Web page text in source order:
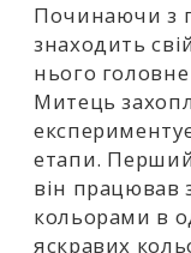
Починаючи з
знаходить
нього
Митець
етапи.
він працював
кольорами в
яскравих